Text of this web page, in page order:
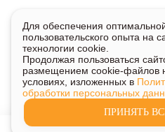
Информация о товарах и ценах
публичной офертой, носит
характер.
Для получения подробной
указанных товаров и услуг
Для обеспечения
пользовательского опыта на
технологии cookie.
Продолжая пользоваться
размещением cookie-файлов
условиях, изложенных в
обработки персональных
ПРИНЯТЬ